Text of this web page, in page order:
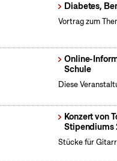
Diabetes,
Vortrag zum
Online-
Schule
Diese
Konzert von
Stipendiums
Stücke für